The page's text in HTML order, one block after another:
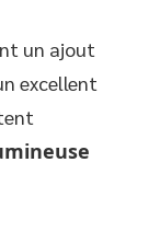
un ajout
excellent